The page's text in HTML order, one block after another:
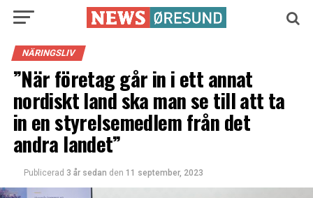
NÄRINGSLIV
”När företag går in i ett annat
nordiskt land ska man se till att ta
in en styrelsemedlem från det
andra landet”
Publicerad 3 år sedan den 11 september, 2023